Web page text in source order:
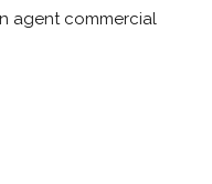
agent commercial